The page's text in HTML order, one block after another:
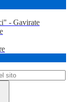
- Gavirate